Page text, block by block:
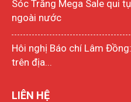
Sóc Trăng Mega Sale qui
ngoài nước
Hôi nghị Báo chí Lâm
trên địa...
LIÊN HỆ